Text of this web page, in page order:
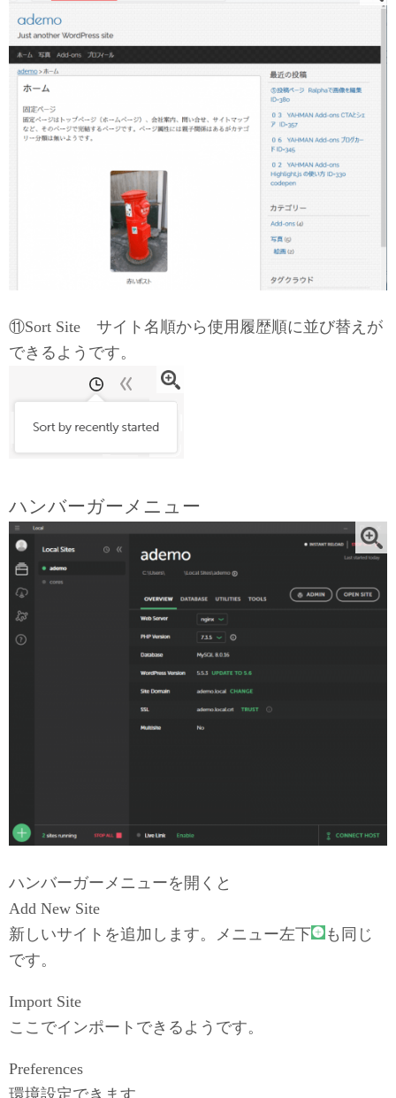
⑪Sort Site サイト名順から使用履歴順に並び替えが
できるようです。
ハンバーガーメニュー
ハンバーガーメニューを開くと
Add New Site
新しいサイトを追加します。メニュー左下
も同じ
です。
Import Site
ここでインポートできるようです。
Preferences
環境設定できます。